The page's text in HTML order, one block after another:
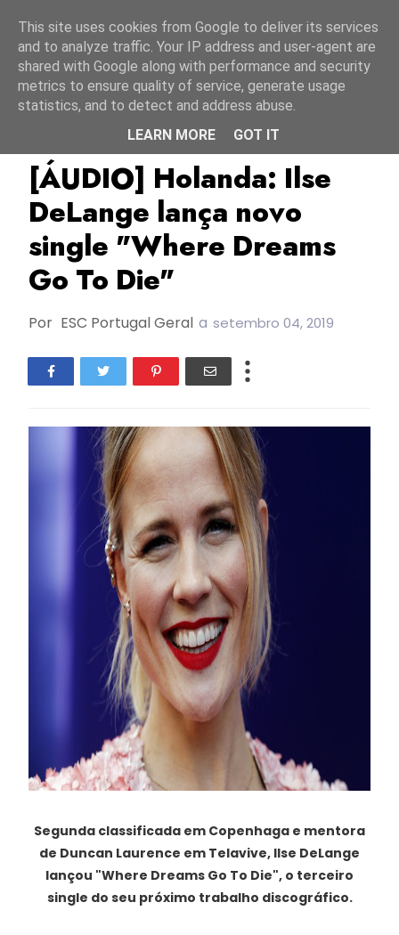
ESC2019 Holanda
[ÁUDIO] Holanda: Ilse
DeLange lança novo
single "Where Dreams
Go To Die"
Por ESC Portugal Geral a setembro 04, 2019
Segunda classificada em Copenhaga e mentora
de Duncan Laurence em Telavive, Ilse DeLange
lançou "Where Dreams Go To Die", o terceiro
single do seu próximo trabalho discográfico.
This site uses cookies from Google to deliver its services
and to analyze traffic. Your IP address and user-agent are
shared with Google along with performance and security
metrics to ensure quality of service, generate usage
statistics, and to detect and address abuse.
LEARN MORE
GOT IT